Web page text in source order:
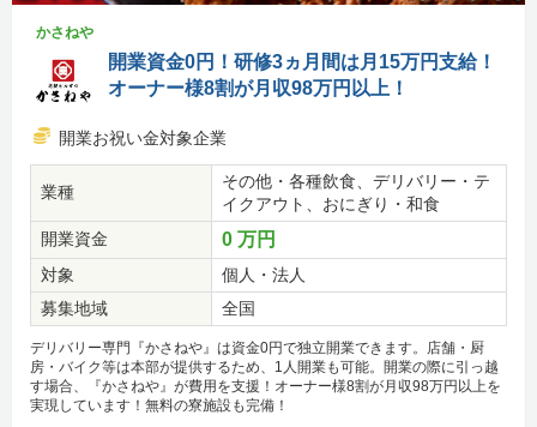
かさねや
開業資金0円！研修3ヵ月間は月15万円支給！
オーナー様8割が月収98万円以上！
開業お祝い金対象企業
業種
その他・各種飲食、デリバリー・テ
イクアウト、おにぎり・和食
開業資金
0 万円
対象
個人・法人
募集地域
全国
デリバリー専門『かさねや』は資金0円で独立開業できます。店舗・厨
房・バイク等は本部が提供するため、1人開業も可能。開業の際に引っ越
す場合、『かさねや』が費用を支援！オーナー様8割が月収98万円以上を
実現しています！無料の寮施設も完備！